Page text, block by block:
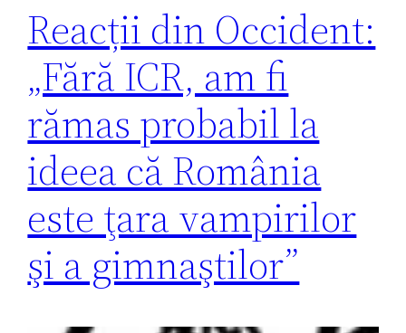
Reacții din Occident:
„Fără ICR, am fi
rămas probabil la
ideea că România
este ţara vampirilor
şi a gimnaştilor”